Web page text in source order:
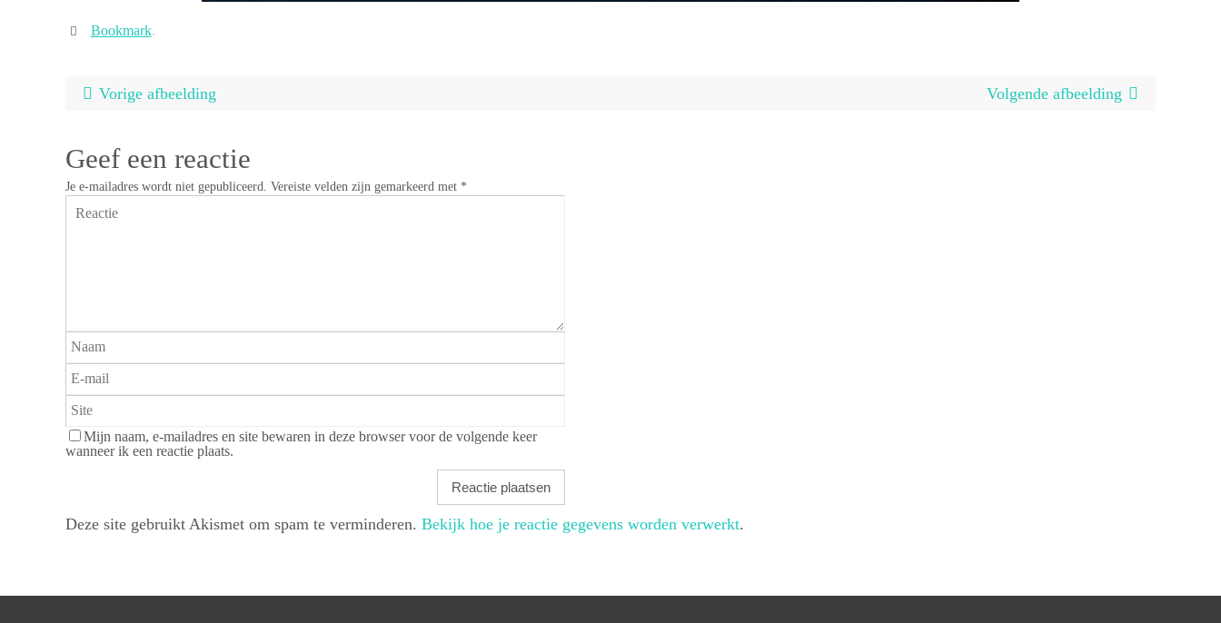
Bookmark.
Vorige afbeelding Volgende afbeelding
Geef een reactie
Je e-mailadres wordt niet gepubliceerd. Vereiste velden zijn gemarkeerd met *
Mijn naam, e-mailadres en site bewaren in deze browser voor de volgende keer
wanneer ik een reactie plaats.
Deze site gebruikt Akismet om spam te verminderen. Bekijk hoe je reactie gegevens worden verwerkt.